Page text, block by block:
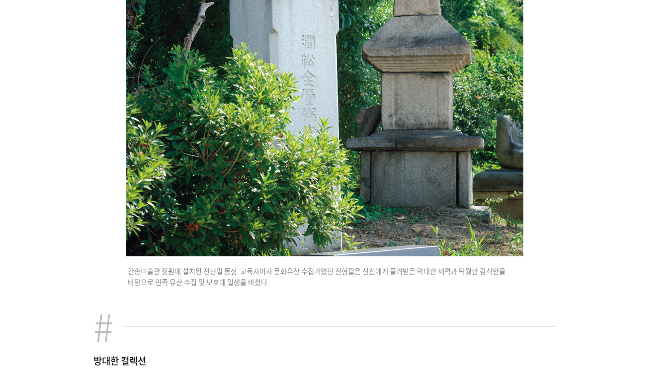
간송미술관 정원에 설치된 전형필 동상. 교육자이자 문화유산 수집가였던 전형필은 선친에게 물려받은 막대한 재력과 탁월한 감식안을
바탕으로 민족 유산 수집 및 보호에 일생을 바쳤다.
방대한 컬렉션